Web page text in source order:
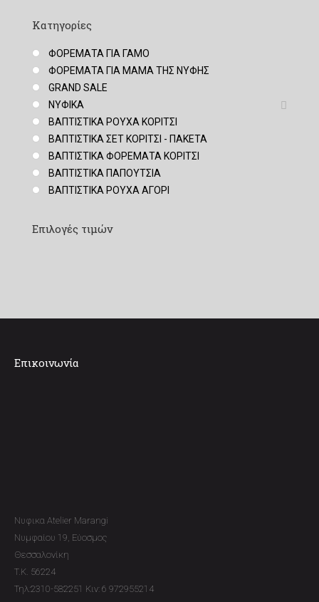
Κατηγορίες
ΦΟΡΕΜΑΤΑ ΓΙΑ ΓΑΜΟ
ΦΟΡΕΜΑΤΑ ΓΙΑ ΜΑΜΑ ΤΗΣ ΝΥΦΗΣ
GRAND SALE
ΝΥΦΙΚΑ
ΒΑΠΤΙΣΤΙΚΑ ΡΟΥΧΑ ΚΟΡΙΤΣΙ
ΒΑΠΤΙΣΤΙΚΑ ΣΕΤ ΚΟΡΙΤΣΙ - ΠΑΚΕΤΑ
ΒΑΠΤΙΣΤΙΚΑ ΦΟΡΕΜΑΤΑ ΚΟΡΙΤΣΙ
ΒΑΠΤΙΣΤΙΚΑ ΠΑΠΟΥΤΣΙΑ
ΒΑΠΤΙΣΤΙΚΑ ΡΟΥΧΑ ΑΓΟΡΙ
Επιλογές τιμών
Επικοινωνία
Νυφικα Atelier Marangi
Νυμφαίου 19, Εύοσμος
Θεσσαλονίκη
T.K. 56224
Τηλ:2310-582251 Κιν: 6 972955214